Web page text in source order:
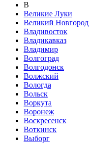
В
Великие Луки
Великий Новгород
Владивосток
Владикавказ
Владимир
Волгоград
Волгодонск
Волжский
Вологда
Вольск
Воркута
Воронеж
Воскресенск
Воткинск
Выборг